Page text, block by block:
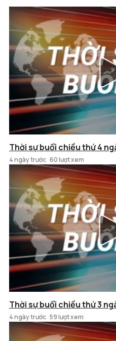
Thời sự buổi chiều thứ 4
4 ngày trước 60 lượt xem
Thời sự buổi chiều thứ 3
4 ngày trước 59 lượt xem